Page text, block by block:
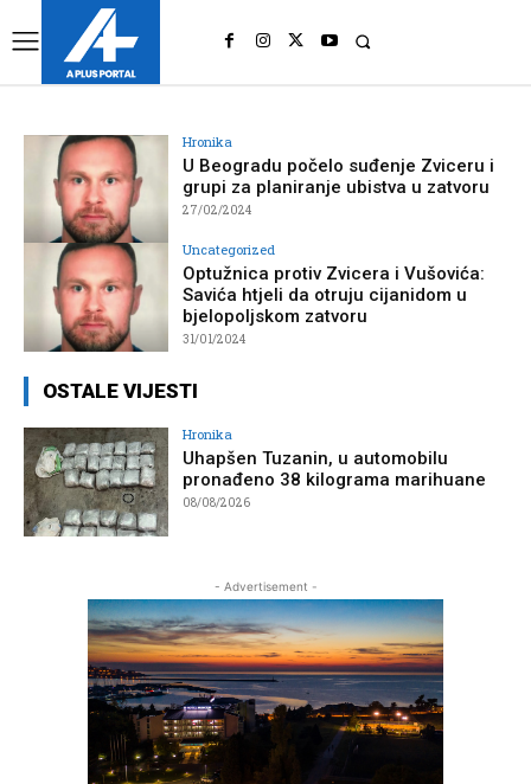
Hronika
U Beogradu počelo suđenje Zviceru i
grupi za planiranje ubistva u zatvoru
27/02/2024
Uncategorized
Optužnica protiv Zvicera i Vušovića:
Savića htjeli da otruju cijanidom u
bjelopoljskom zatvoru
31/01/2024
OSTALE VIJESTI
Hronika
Uhapšen Tuzanin, u automobilu
pronađeno 38 kilograma marihuane
08/08/2026
- Advertisement -